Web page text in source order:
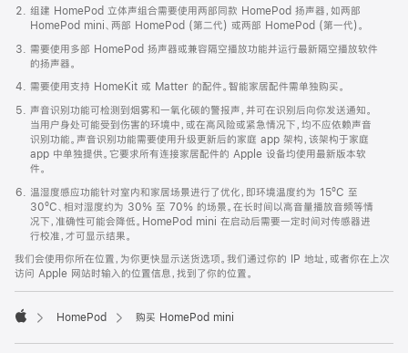
打
开)
组建 HomePod 立体声组合需要使用两部同款 HomePod 扬声器，如两部
HomePod mini、两部 HomePod (第二代) 或两部 HomePod (第一代)。
需要使用多部 HomePod 扬声器或兼容隔空播放功能并运行最新隔空播放软件
的扬声器。
需要使用支持 HomeKit 或 Matter 的配件。智能家居配件需单独购买。
声音识别功能可检测到烟雾和一氧化碳的警报声，并可在识别后向你发送通知。
当用户身处可能受到伤害的环境中，或在高风险或紧急情况下，均不应依赖声音
识别功能。声音识别功能需要使用升级更新后的家庭 app 架构，该架构于家庭
app 中单独提供。它要求所有连接家居配件的 Apple 设备均使用最新版本软
件。
温湿度感应功能针对室内和家居场景进行了优化，即环境温度约为 15ºC 至
30ºC、相对湿度约为 30% 至 70% 的场景。在长时间以高音量播放音频等情
况下，准确性可能会降低。HomePod mini 在启动后需要一定时间对传感器进
行校准，才可显示结果。
我们会使用你所在位置，为你更快显示送货选项。我们通过你的 IP 地址，或者你在上次
访问 Apple 网站时输入的位置信息，找到了你的位置。
HomePod 购买 HomePod mini